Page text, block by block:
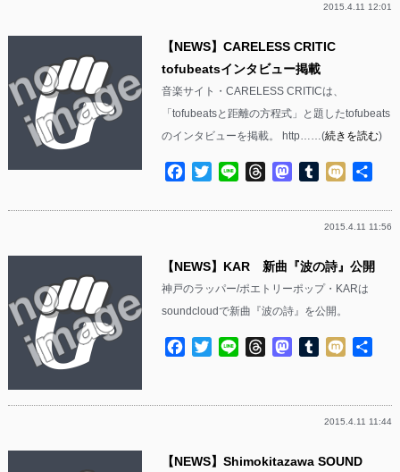
2015.4.11 12:01
【NEWS】CARELESS CRITIC
tofubeatsインタビュー掲載
音楽サイト・CARELESS CRITICは、
「tofubeatsと距離の方程式」と題したtofubeats
のインタビューを掲載。 http……(続きを読む)
Facebook
TwitterLine ThreadsMastodon
Tumblr
Mixi
2015.4.11 11:56
【NEWS】KAR 新曲『波の詩』公開
神戸のラッパー/ポエトリーポップ・KARは
soundcloudで新曲『波の詩』を公開。
Facebook
TwitterLine ThreadsMastodon
Tumblr
Mixi
2015.4.11 11:44
【NEWS】Shimokitazawa SOUND